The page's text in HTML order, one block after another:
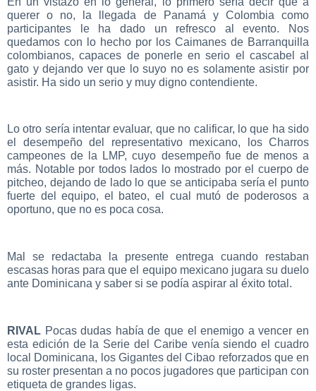
querer o no, la llegada de Panamá y Colombia como
participantes le ha dado un refresco al evento. Nos
quedamos con lo hecho por los Caimanes de Barranquilla
colombianos, capaces de ponerle en serio el cascabel al
gato y dejando ver que lo suyo no es solamente asistir por
asistir. Ha sido un serio y muy digno contendiente.
Lo otro sería intentar evaluar, que no calificar, lo que ha sido
el desempeño del representativo mexicano, los Charros
campeones de la LMP, cuyo desempeño fue de menos a
más. Notable por todos lados lo mostrado por el cuerpo de
pitcheo, dejando de lado lo que se anticipaba sería el punto
fuerte del equipo, el bateo, el cual mutó de poderosos a
oportuno, que no es poca cosa.
Mal se redactaba la presente entrega cuando restaban
escasas horas para que el equipo mexicano jugara su duelo
ante Dominicana y saber si se podía aspirar al éxito total.
RIVAL Pocas dudas había de que el enemigo a vencer en
esta edición de la Serie del Caribe venía siendo el cuadro
local Dominicana, los Gigantes del Cibao reforzados que en
su roster presentan a no pocos jugadores que participan con
etiqueta de grandes ligas.